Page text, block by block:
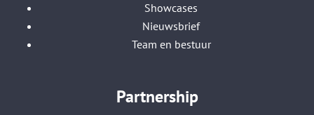
Showcases
Nieuwsbrief
Team en bestuur
Partnership